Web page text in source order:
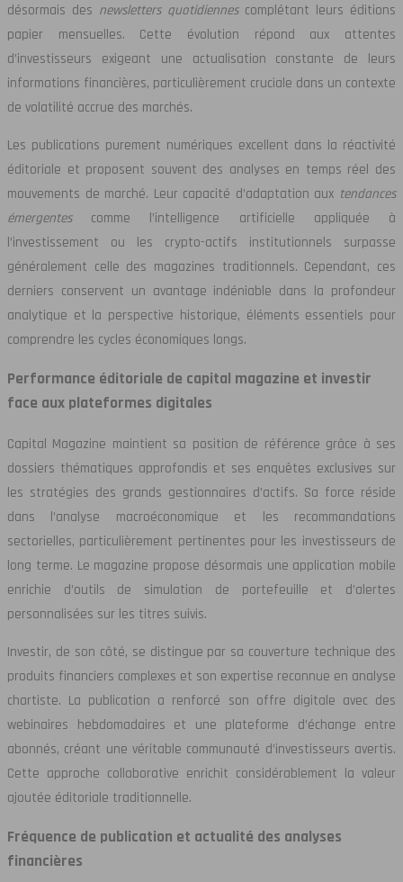
désormais des newsletters quotidiennes complétant leurs éditions
papier mensuelles. Cette évolution répond aux attentes
d’investisseurs exigeant une actualisation constante de leurs
informations financières, particulièrement cruciale dans un contexte
de volatilité accrue des marchés.
Les publications purement numériques excellent dans la réactivité
éditoriale et proposent souvent des analyses en temps réel des
mouvements de marché. Leur capacité d’adaptation aux tendances
émergentes comme l’intelligence artificielle appliquée à
l’investissement ou les crypto-actifs institutionnels surpasse
généralement celle des magazines traditionnels. Cependant, ces
derniers conservent un avantage indéniable dans la profondeur
analytique et la perspective historique, éléments essentiels pour
comprendre les cycles économiques longs.
Performance éditoriale de capital magazine et investir
face aux plateformes digitales
Capital Magazine maintient sa position de référence grâce à ses
dossiers thématiques approfondis et ses enquêtes exclusives sur
les stratégies des grands gestionnaires d’actifs. Sa force réside
dans l’analyse macroéconomique et les recommandations
sectorielles, particulièrement pertinentes pour les investisseurs de
long terme. Le magazine propose désormais une application mobile
enrichie d’outils de simulation de portefeuille et d’alertes
personnalisées sur les titres suivis.
Investir, de son côté, se distingue par sa couverture technique des
produits financiers complexes et son expertise reconnue en analyse
chartiste. La publication a renforcé son offre digitale avec des
webinaires hebdomadaires et une plateforme d’échange entre
abonnés, créant une véritable communauté d’investisseurs avertis.
Cette approche collaborative enrichit considérablement la valeur
ajoutée éditoriale traditionnelle.
Fréquence de publication et actualité des analyses
financières